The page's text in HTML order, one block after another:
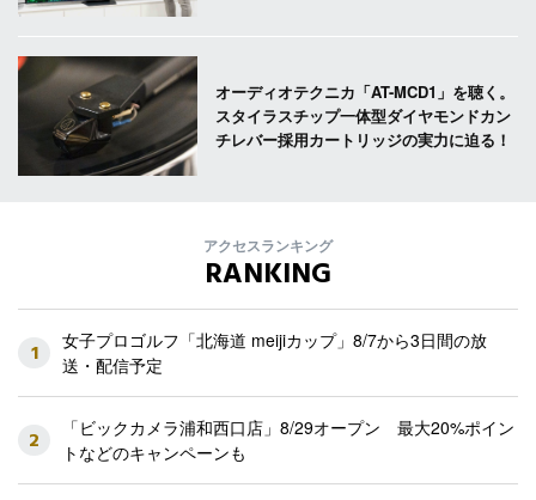
オーディオテクニカ「AT-MCD1」を聴く。
スタイラスチップ一体型ダイヤモンドカン
チレバー採用カートリッジの実力に迫る！
アクセスランキング
RANKING
1
女子プロゴルフ「北海道 meijiカップ」8/7から3日間の放
送・配信予定
2
「ビックカメラ浦和西口店」8/29オープン 最大20%ポイン
トなどのキャンペーンも